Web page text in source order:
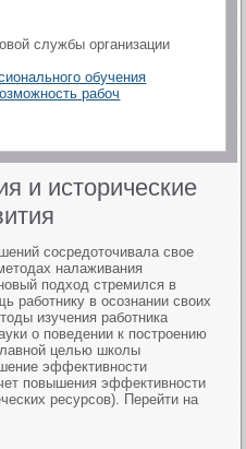
службы организации
обучения
рабоч
и исторические
сосредоточивала свое
налаживания
подход стремился в
работнику в осознании своих
изучения работника
о поведении к построению
целью школы
эффективности
повышения эффективности
ресурсов). Перейти на